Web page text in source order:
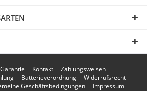
Kontakt
Zahlungsweisen
Batterieverordnung
Widerrufsrecht
Geschäftsbedingungen Impressum